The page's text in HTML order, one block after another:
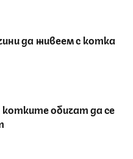
да живеем с котка
обичат да се